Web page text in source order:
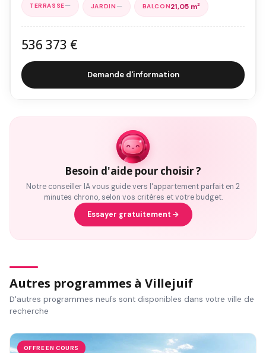
— — 21,05 m2
536 373 €
Demande d'information
Besoin d'aide pour choisir ?
Notre conseiller IA vous guide vers l'appartement parfait en 2
minutes chrono, selon vos critères et votre budget.
Essayer gratuitement
Autres programmes à Villejuif
D'autres programmes neufs sont disponibles dans votre ville de
recherche
OFFRE EN COURS